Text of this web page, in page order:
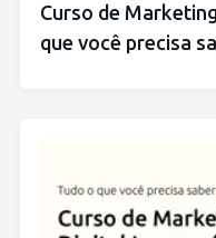
Curso de
que você precisa